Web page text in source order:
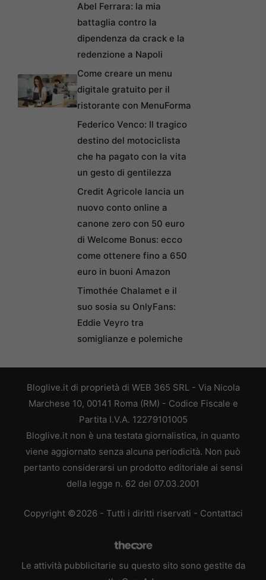
Abel Ferrara: la mia
battaglia contro la
dipendenza da crack e la
redenzione a Napoli
Come creare un menu
digitale gratuito per il
ristorante con MenuForma
Federico Venco: Il tragico
destino del motociclista
che ha pagato con la vita
un gesto di gentilezza
Credit Agricole lancia un
nuovo conto online a
canone zero con 50 euro
di Welcome Bonus: ecco
come ottenere fino a 650
euro in buoni Amazon
Timothée Chalamet e il
suo sosia su OnlyFans:
Eddie Veyro tra
somiglianze e polemiche
Bloglive.it di proprietà di WEB 365 SRL - Via Nicola
Marchese 10, 00141 Roma (RM) - Codice Fiscale e
Partita I.V.A. 12279101005
Bloglive.it non è una testata giornalistica, in quanto
viene aggiornato senza alcuna periodicità. Non può
pertanto considerarsi un prodotto editoriale ai sensi
della legge n. 62 del 07.03.2001
Copyright ©2026 - Tutti i diritti riservati - Contattaci
Le attività pubblicitarie su questo sito sono gestite da